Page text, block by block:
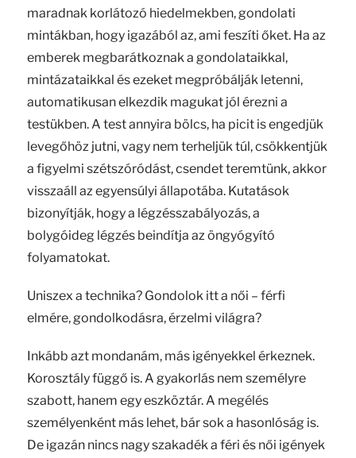
maradnak korlátozó hiedelmekben, gondolati
mintákban, hogy igazából az, ami feszíti őket. Ha az
emberek megbarátkoznak a gondolataikkal,
mintázataikkal és ezeket megpróbálják letenni,
automatikusan elkezdik magukat jól érezni a
testükben. A test annyira bölcs, ha picit is engedjük
levegőhöz jutni, vagy nem terheljük túl, csökkentjük
a figyelmi szétszóródást, csendet teremtünk, akkor
visszaáll az egyensúlyi állapotába. Kutatások
bizonyítják, hogy a légzésszabályozás, a
bolygóideg légzés beindítja az öngyógyító
folyamatokat.
Uniszex a technika? Gondolok itt a női – férfi
elmére, gondolkodásra, érzelmi világra?
Inkább azt mondanám, más igényekkel érkeznek.
Korosztály függő is. A gyakorlás nem személyre
szabott, hanem egy eszköztár. A megélés
személyenként más lehet, bár sok a hasonlóság is.
De igazán nincs nagy szakadék a féri és női igények